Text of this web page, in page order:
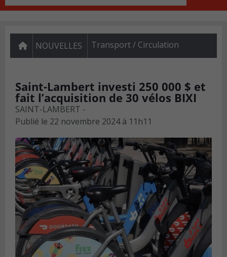
NOUVELLES Transport / Circulation
Saint-Lambert investi 250 000 $ et
fait l’acquisition de 30 vélos BIXI
SAINT-LAMBERT -
Publié le 22 novembre 2024 à 11h11